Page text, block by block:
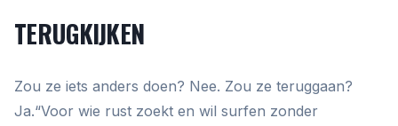
TERUGKIJKEN
Zou ze iets anders doen? Nee. Zou ze teruggaan?
Ja.“Voor wie rust zoekt en wil surfen zonder